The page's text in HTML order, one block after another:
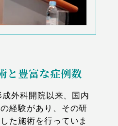
と豊富な症例数
外科開院以来、国内
経験があり、その研
た施術を行っていま